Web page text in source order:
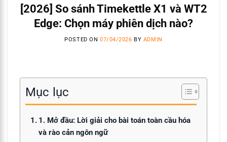
[2026] So sánh Timekettle X1 và WT2
Edge: Chọn máy phiên dịch nào?
POSTED ON 07/04/2026 BY ADMIN
Mục lục
1. Mở đầu: Lời giải cho bài toán toàn cầu hóa
và rào cản ngôn ngữ